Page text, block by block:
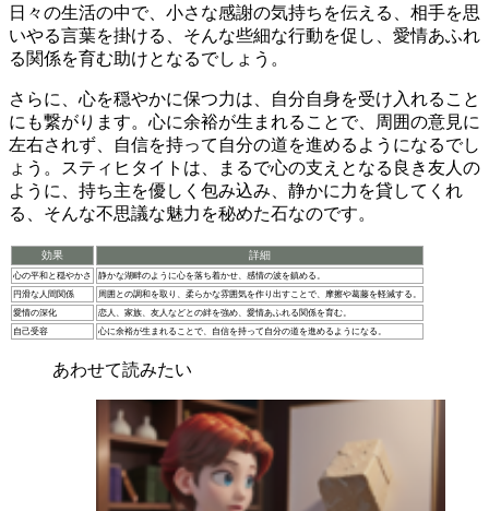
日々の生活の中で、小さな感謝の気持ちを伝える、相手を思
いやる言葉を掛ける、そんな些細な行動を促し、愛情あふれ
る関係を育む助けとなるでしょう。
さらに、 心を穏やかに保つ力は、自分自身を受け入れること
にも繋がります。心に余裕が生まれることで、周囲の意見に
左右されず、自信を持って自分の道を進めるようになるでし
ょう。スティヒタイトは、まるで心の支えとなる良き友人の
ように、持ち主を優しく包み込み、静かに力を貸してくれ
る
、そんな不思議な魅力を秘めた石なのです。
効果 詳細
心の平和と穏やかさ
静かな湖畔のように心を落ち着かせ、感情の波を鎮める。
円滑な人間関係
周囲との調和を取り、柔らかな雰囲気を作り出すことで、摩擦や葛藤を軽減する。
愛情の深化
恋人、家族、友人などとの絆を強め、愛情あふれる関係を育む。
自己受容
心に余裕が生まれることで、自信を持って自分の道を進めるようになる。
あわせて読みたい